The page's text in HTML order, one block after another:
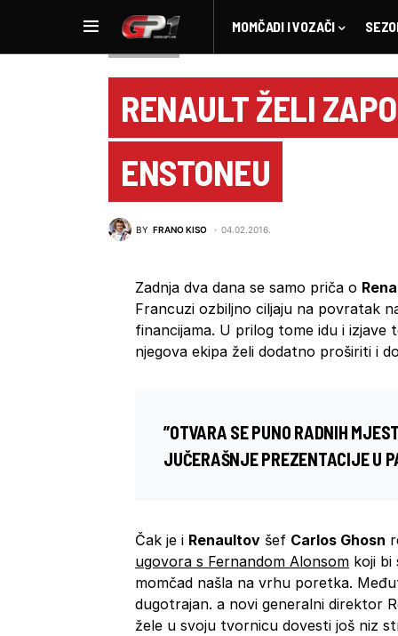
MOMČADI I VOZAČI
RENAULT ŽELI
ENSTONEU
BY FRANO KISO 04.02.2016.
Zadnja dva dana se samo priča o
Francuzi ozbiljno ciljaju na povratak
financijama. U prilog tome idu i
njegova ekipa želi dodatno proširiti i
”OTVARA SE PUNO RADNIH
JUČERAŠNJE PREZENTACIJE U
Čak je i Renaultov šef Carlos Ghosn
ugovora s Fernandom Alonsom koji bi
momčad našla na vrhu poretka.
dugotrajan. a novi generalni direktor
žele u svoju tvornicu dovesti još niz